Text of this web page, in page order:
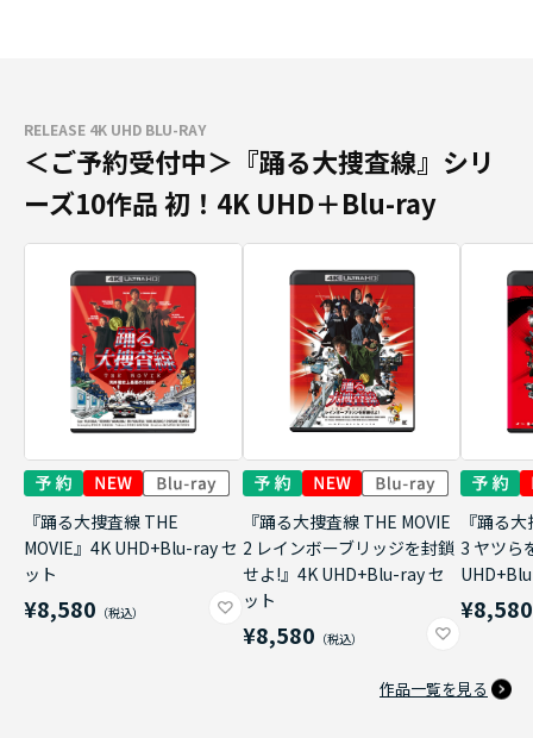
RELEASE 4K UHD BLU-RAY
＜ご予約受付中＞『踊る大捜査線』シリ
ーズ10作品 初！4K UHD＋Blu-ray
『踊る大捜査線 THE
MOVIE』4K UHD+Blu-ray セ
ット
¥8,580
『踊る大捜査線 THE MOVIE
2 レインボーブリッジを封鎖
せよ!』4K UHD+Blu-ray セ
ット
¥8,580
『踊る
3 ヤツら
¥8,580
作品一覧を見る